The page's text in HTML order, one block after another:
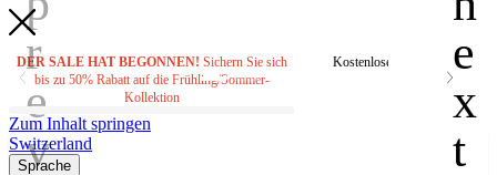
DER SALE HAT BEGONNEN! Sichern Sie sich
bis zu 50% Rabatt auf die Frühling/Sommer-
Kollektion
Kostenloser Versand bei
CHF160.00
Zum Inhalt springen
Switzerland
Sprache